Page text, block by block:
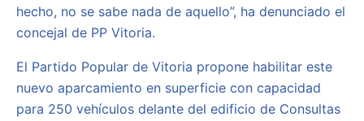
hecho, no se sabe nada de aquello”, ha denunciado el
concejal de PP Vitoria.
El Partido Popular de Vitoria propone habilitar este
nuevo aparcamiento en superficie con capacidad
para 250 vehículos delante del edificio de Consultas